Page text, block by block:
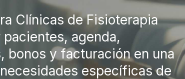
Clínicas de Fisioterapia
agenda,
bonos y facturación en una
específicas de